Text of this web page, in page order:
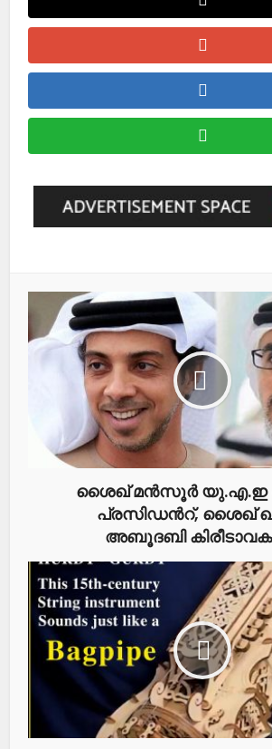
ശൈഖ് മൻസൂർ
പ്രസിഡന്‍റ്, ശൈഖ്
അബൂദബി